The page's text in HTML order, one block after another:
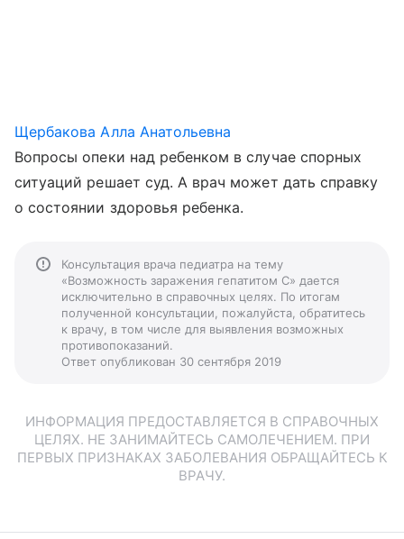
Щербакова Алла Анатольевна
Вопросы опеки над ребенком в случае спорных
ситуаций решает суд. А врач может дать справку
о состоянии здоровья ребенка.
Консультация врача педиатра на тему
«Возможность заражения гепатитом С» дается
исключительно в справочных целях. По итогам
полученной консультации, пожалуйста, обратитесь
к врачу, в том числе для выявления возможных
противопоказаний.
Ответ опубликован 30 сентября 2019
ИНФОРМАЦИЯ ПРЕДОСТАВЛЯЕТСЯ В СПРАВОЧНЫХ
ЦЕЛЯХ. НЕ ЗАНИМАЙТЕСЬ САМОЛЕЧЕНИЕМ. ПРИ
ПЕРВЫХ ПРИЗНАКАХ ЗАБОЛЕВАНИЯ ОБРАЩАЙТЕСЬ К
ВРАЧУ.